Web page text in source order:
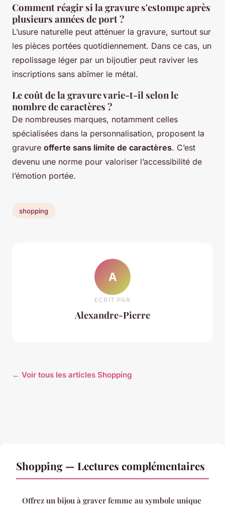
Comment réagir si la gravure s'estompe après
plusieurs années de port ?
L’usure naturelle peut atténuer la gravure, surtout sur
les pièces portées quotidiennement. Dans ce cas, un
repolissage léger par un bijoutier peut raviver les
inscriptions sans abîmer le métal.
Le coût de la gravure varie-t-il selon le
nombre de caractères ?
De nombreuses marques, notamment celles
spécialisées dans la personnalisation, proposent la
gravure offerte sans limite de caractères. C’est
devenu une norme pour valoriser l’accessibilité de
l’émotion portée.
shopping
A
ECRIT PAR
Alexandre-Pierre
← Voir tous les articles Shopping
Shopping — Lectures complémentaires
Offrez un bijou à graver femme au symbole unique